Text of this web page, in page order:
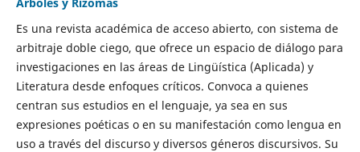
Es una revista académica de acceso abierto, con sistema de
arbitraje doble ciego, que ofrece un espacio de diálogo para
investigaciones en las áreas de Lingüística (Aplicada) y
Literatura desde enfoques críticos. Convoca a quienes
centran sus estudios en el lenguaje, ya sea en sus
expresiones poéticas o en su manifestación como lengua en
uso a través del discurso y diversos géneros discursivos. Su